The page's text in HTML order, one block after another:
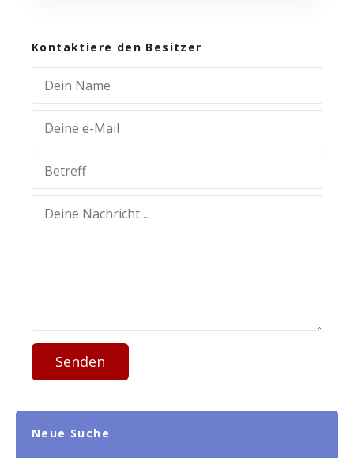
Kontaktiere den Besitzer
Senden
Neue Suche